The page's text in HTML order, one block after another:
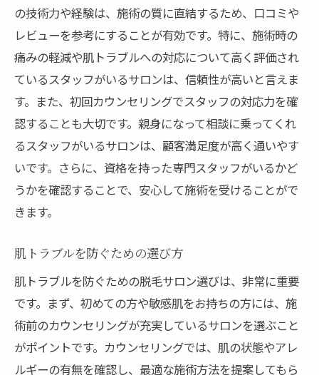
長期間の美肌を保つためのアフターケア
口コミで評判の良い三重県の脱毛サロンを選ぶ
ポイント
口コミから見る信頼性の高いサロン
利用者の声から選ぶサロンの特徴
三重県で高評価を得ているサロン一覧
リピーターの多いサロンの魅力
口コミサイトの上手な活用法
情報
三重県のサロンで得られる理想の効果
施術前後のビフォーアフター
理想の肌を目指すためのサロン選び
成功事例をもとにしたサロン選びのコツ
の技術力や経験は、施術の質に直結するため、口コミや
レビューを参考にすることが有効です。特に、施術時の
痛みの軽減や肌トラブルへの対応について高く評価され
ているスタッフがいるサロンは、信頼性が高いと言えま
す。また、初回カウンセリングでスタッフの対応力を確
認することも大切です。親身になって相談に乗ってくれ
るスタッフがいるサロンは、顧客満足度が高く通いやす
いです。さらに、資格を持った専門スタッフがいるかど
うかを確認することで、安心して施術を受けることがで
きます。
肌トラブルを防ぐための選び方
肌トラブルを防ぐための脱毛サロン選びは、非常に重要
です。まず、初めての方や敏感肌をお持ちの方には、施
術前のカウンセリングが充実しているサロンを選ぶこと
がポイントです。カウンセリングでは、肌の状態やアレ
ルギーの有無を確認し、最適な施術方法を提案してもら